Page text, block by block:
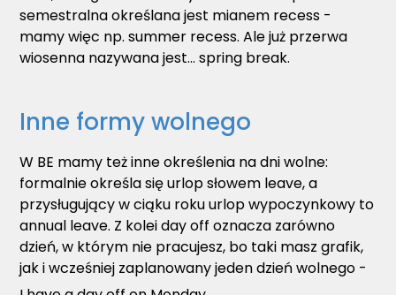
semestralna określana jest mianem recess -
mamy więc np. summer recess. Ale już przerwa
wiosenna nazywana jest... spring break.
Inne formy wolnego
W BE mamy też inne określenia na dni wolne:
formalnie określa się urlop słowem leave, a
przysługujący w ciąku roku urlop wypoczynkowy to
annual leave. Z kolei day off oznacza zarówno
dzień, w którym nie pracujesz, bo taki masz grafik,
jak i wcześniej zaplanowany jeden dzień wolnego -